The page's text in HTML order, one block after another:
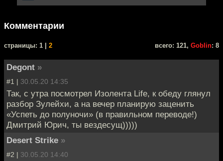
Комментарии
cтраницы: 1 | 2 всего: 121, Goblin: 8
Degont »
#1 | 30.05.20 14:35
Так, с утра посмотрел Изолента Life, к обеду глянул
разбор Зулейхи, а на вечер планирую заценить
«Успеть до полуночи» (в правильном переводе!)
Дмитрий Юрич, ты вездесущ)))))
Desert Strike »
#2 | 30.05.20 14:40